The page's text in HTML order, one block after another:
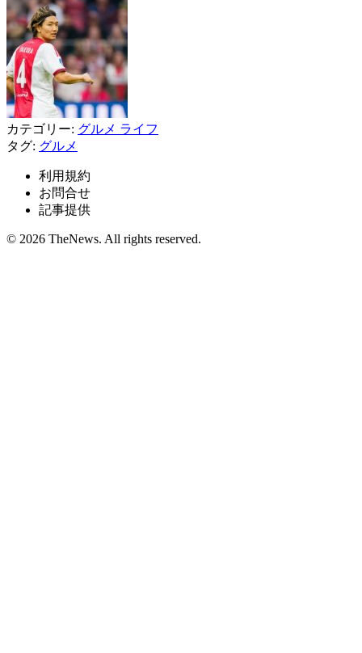
カテゴリー: グルメ ライフ
タグ: グルメ
利用規約
お問合せ
記事提供
© 2026 TheNews. All rights reserved.